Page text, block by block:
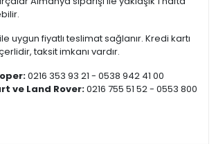
uygun fiyatlı teslimat sağlanır. Kredi kartı
taksit imkanı vardır.
0216 353 93 21 - 0538 942 41 00
ve Land Rover:0216 755 51 52 - 0553 800